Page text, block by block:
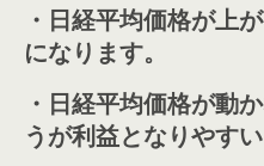
・日経平均価格が上
になります。
・日経平均価格が動
うが利益となりやすい